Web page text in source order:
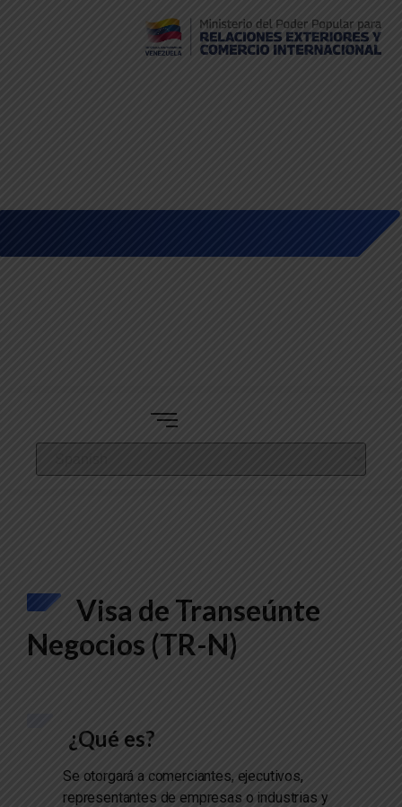
Visa de Transeúnte
Negocios (TR-N)
¿Qué es?
Se otorgará a comerciantes, ejecutivos,
representantes de empresas o industrias y